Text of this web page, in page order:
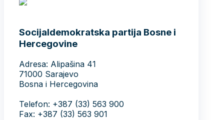
Socijaldemokratska partija Bosne i
Hercegovine
Adresa: Alipašina 41
71000 Sarajevo
Bosna i Hercegovina
Telefon: +387 (33) 563 900
Fax: +387 (33) 563 901